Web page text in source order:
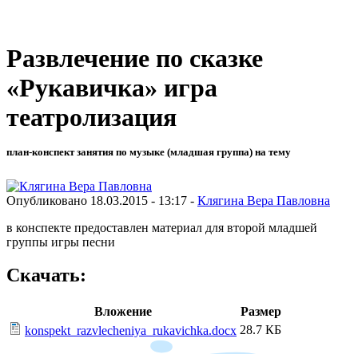
Развлечение по сказке
«Рукавичка» игра
театролизация
план-конспект занятия по музыке (младшая группа) на тему
Опубликовано 18.03.2015 - 13:17 - Клягина Вера Павловна
в конспекте предоставлен материал для второй младшей
группы игры песни
Скачать:
Вложение
Размер
konspekt_razvlecheniya_rukavichka.docx 28.7 КБ